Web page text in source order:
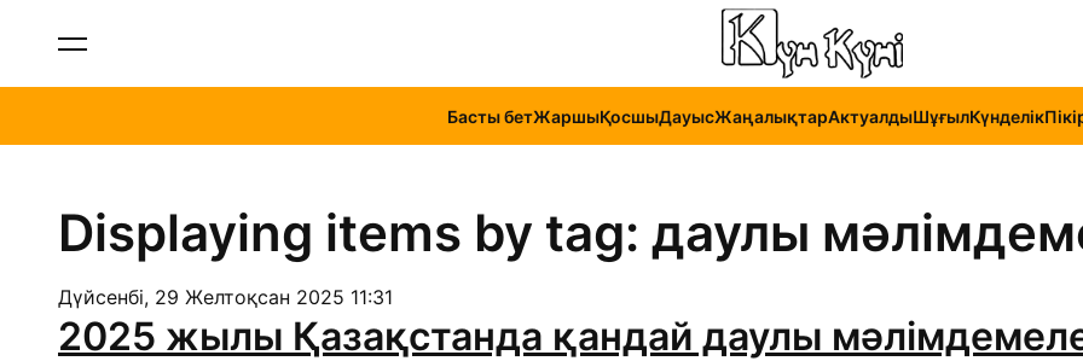
Басты бетЖаршыҚосшыДауысЖаңалықтарАктуалдыШұғылКүнделік
Displaying items by tag: даулы
Дүйсенбі, 29 Желтоқсан 2025 11:31
2025 жылы Қазақстанда қандай даулы